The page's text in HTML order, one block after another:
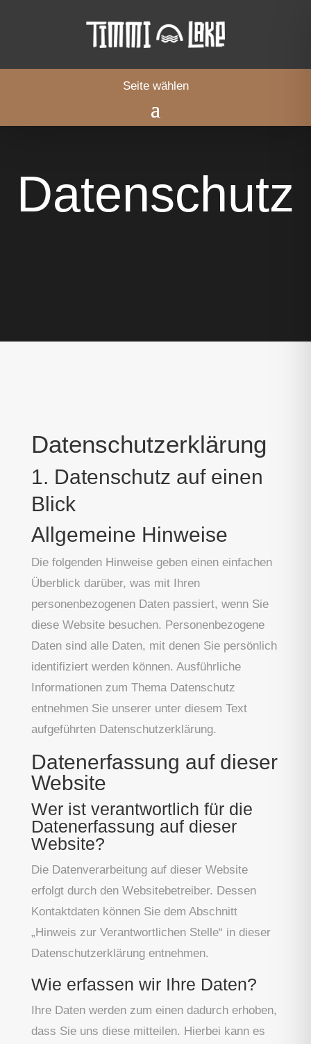
Seite wählen
Datenschutz
Datenschutz­erklärung
1. Datenschutz auf einen
Blick
Allgemeine Hinweise
Die folgenden Hinweise geben einen einfachen
Überblick darüber, was mit Ihren
personenbezogenen Daten passiert, wenn Sie
diese Website besuchen. Personenbezogene
Daten sind alle Daten, mit denen Sie persönlich
identifiziert werden können. Ausführliche
Informationen zum Thema Datenschutz
entnehmen Sie unserer unter diesem Text
aufgeführten Datenschutzerklärung.
Datenerfassung auf dieser
Website
Wer ist verantwortlich für die
Datenerfassung auf dieser
Website?
Die Datenverarbeitung auf dieser Website
erfolgt durch den Websitebetreiber. Dessen
Kontaktdaten können Sie dem Abschnitt
„Hinweis zur Verantwortlichen Stelle“ in dieser
Datenschutzerklärung entnehmen.
Wie erfassen wir Ihre Daten?
Ihre Daten werden zum einen dadurch erhoben,
dass Sie uns diese mitteilen. Hierbei kann es